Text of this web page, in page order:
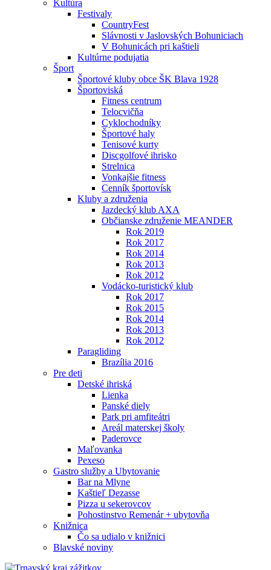
Kultúra
Festivaly
CountryFest
Slávnosti v Jaslovských Bohuniciach
V Bohunicách pri kaštieli
Kultúrne podujatia
Šport
Športové kluby obce ŠK Blava 1928
Športoviská
Fitness centrum
Telocvičňa
Cyklochodníky
Športové haly
Tenisové kurty
Discgolfové ihrisko
Strelnica
Vonkajšie fitness
Cenník športovísk
Kluby a združenia
Jazdecký klub AXA
Občianske združenie MEANDER
Rok 2019
Rok 2017
Rok 2014
Rok 2013
Rok 2012
Vodácko-turistický klub
Rok 2017
Rok 2015
Rok 2014
Rok 2013
Rok 2012
Paragliding
Brazília 2016
Pre deti
Detské ihriská
Lienka
Panské diely
Park pri amfiteátri
Areál materskej školy
Paderovce
Maľovanka
Pexeso
Gastro služby a Ubytovanie
Bar na Mlyne
Kaštieľ Dezasse
Pizza u sekerovcov
Pohostinstvo Remenár + ubytovňa
Knižnica
Čo sa udialo v knižnici
Blavské noviny